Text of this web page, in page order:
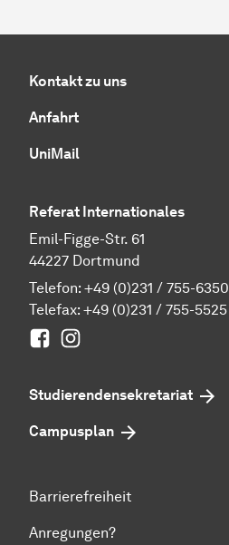
Kontakt zu uns
Anfahrt
UniMail
Referat Internationales
Emil-Figge-Str. 61
44227 Dortmund
Telefon: +49 (0)231 / 755-6350
Telefax: +49 (0)231 / 755-5525
Facebook
Studierenden­sekretariat
Campusplan
Barrierefreiheit
Anregungen?